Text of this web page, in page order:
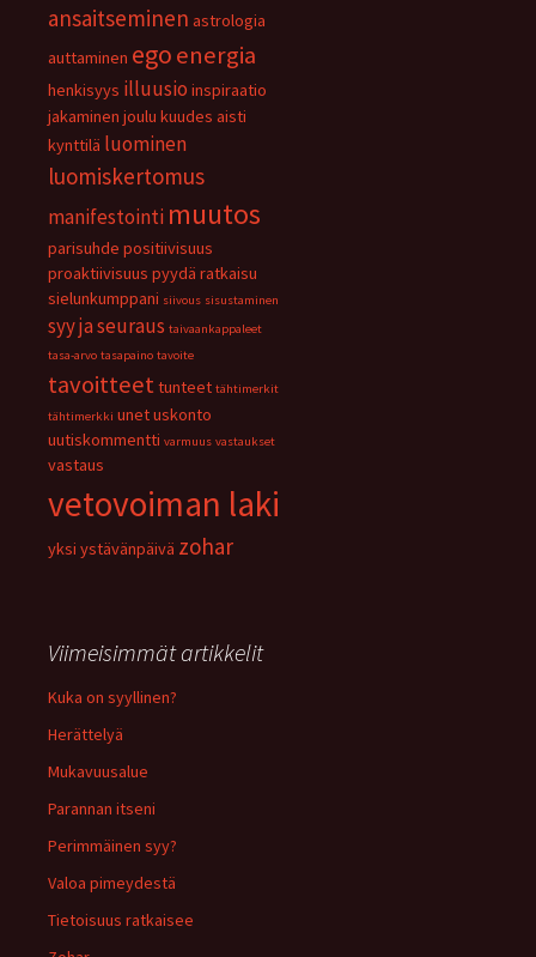
ansaitseminen astrologia
auttaminen egoenergia
henkisyys illuusio inspiraatio
jakaminen joulu kuudes aisti
kynttilä luominen
luomiskertomus
manifestointi muutos
parisuhde positiivisuus
proaktiivisuus pyydä ratkaisu
sielunkumppani siivous sisustaminen
syy ja seuraus taivaankappaleet
tasa-arvo tasapaino tavoite
tavoitteettunteet tähtimerkit
tähtimerkki unetuskonto
uutiskommentti varmuus vastaukset
vastaus
vetovoiman laki
yksi ystävänpäivä zohar
Viimeisimmät artikkelit
Kuka on syyllinen?
Herättelyä
Mukavuusalue
Parannan itseni
Perimmäinen syy?
Valoa pimeydestä
Tietoisuus ratkaisee